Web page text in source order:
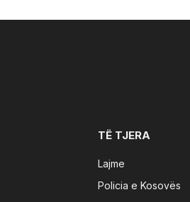
TË TJERA
Lajme
Policia e Kosovës